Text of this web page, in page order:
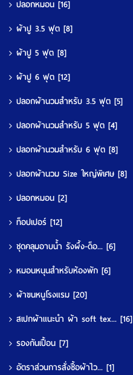
ปลอกหมอน [16]
ผ้าปู 3.5 ฟุต [8]
ผ้าปู 5 ฟุต [8]
ผ้าปู 6 ฟุต [12]
ปลอกผ้านวมสำหรับ 3.5 ฟุต [5]
ปลอกผ้านวมสำหรับ 5 ฟุต [4]
ปลอกผ้านวมสำหรับ 6 ฟุต [8]
ปลอกผ้านวม Size ใหญ่พิเศษ [8]
ปลอกหมอน [2]
ท็อปเปอร์ [12]
ชุดคลุมอาบน้ำ รังผึ้ง-ด็อ... [6]
หมอนหนุนสำหรับห้องพัก [6]
ผ้าขนหนูโรงแรม [20]
สเปกผ้าแนะนำ ผ้า soft tex... [16]
รองกันเปื้อน [7]
อัตราส่วนการสั่งซื้อผ้าไว... [1]